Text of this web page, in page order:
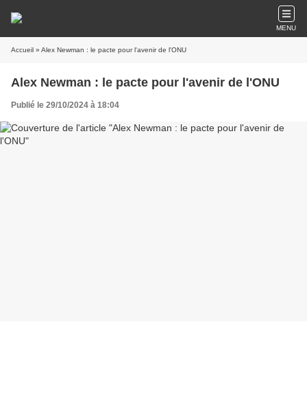
MENU
Accueil » Alex Newman : le pacte pour l'avenir de l'ONU
Alex Newman : le pacte pour l'avenir de l'ONU
Publié le 29/10/2024 à 18:04